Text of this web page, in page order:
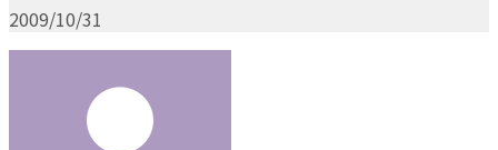
2009/10/31